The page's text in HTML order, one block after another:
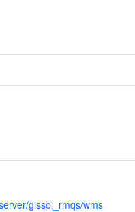
gissol_rmqs/wms